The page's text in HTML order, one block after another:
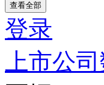
查看全部
登录
上市公